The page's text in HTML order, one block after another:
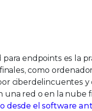
para endpoints es la
como
ciberdelincuentes y
una red o en la nube
desde el software